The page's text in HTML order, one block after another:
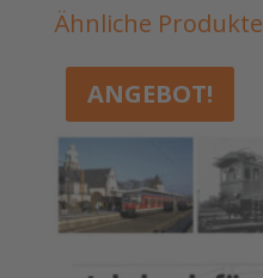
Ähnliche Produkte
ANGEBOT!